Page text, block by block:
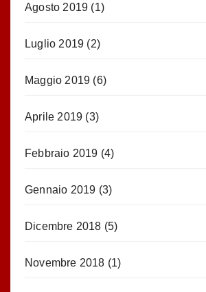
Agosto 2019 (1)
Luglio 2019 (2)
Maggio 2019 (6)
Aprile 2019 (3)
Febbraio 2019 (4)
Gennaio 2019 (3)
Dicembre 2018 (5)
Novembre 2018 (1)